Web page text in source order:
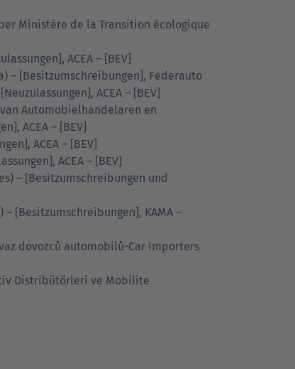
Ministère de la Transition écologique
ACEA – [BEV]
– [Besitzumschreibungen], Federauto
ACEA – [BEV]
van Automobielhandelaren en
ACEA – [BEV]
ACEA – [BEV]
ACEA – [BEV]
– [Besitzumschreibungen und
[Besitzumschreibungen], KAMA –
dovozců automobilů-Car Importers
Distribütörleri ve Mobilite